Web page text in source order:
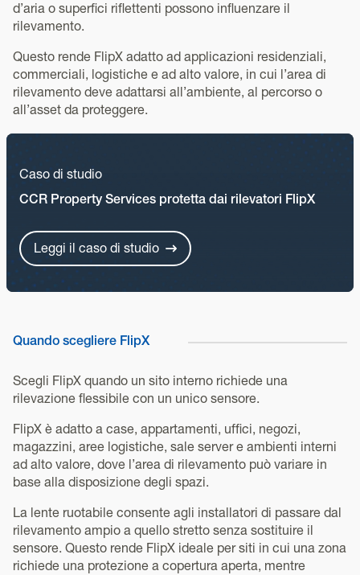
d’aria o superfici riflettenti possono influenzare il
rilevamento.
Questo rende FlipX adatto ad applicazioni residenziali,
commerciali, logistiche e ad alto valore, in cui l’area di
rilevamento deve adattarsi all’ambiente, al percorso o
all’asset da proteggere.
Caso di studio
CCR Property Services protetta dai rilevatori FlipX
Leggi il caso di studio
Quando scegliere FlipX
Scegli FlipX quando un sito interno richiede una
rilevazione flessibile con un unico sensore.
FlipX è adatto a case, appartamenti, uffici, negozi,
magazzini, aree logistiche, sale server e ambienti interni
ad alto valore, dove l’area di rilevamento può variare in
base alla disposizione degli spazi.
La lente ruotabile consente agli installatori di passare dal
rilevamento ampio a quello stretto senza sostituire il
sensore. Questo rende FlipX ideale per siti in cui una zona
richiede una protezione a copertura aperta, mentre